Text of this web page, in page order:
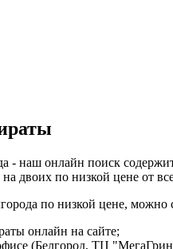
- наш онлайн поиск
двоих по низкой цене от
по низкой цене,
онлайн на сайте;
(Белгород, ТЦ